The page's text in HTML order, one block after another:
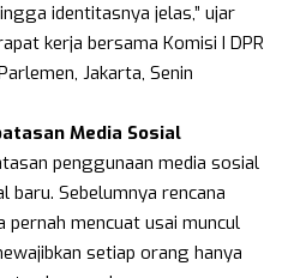
identitasnya jelas,” ujar
kerja bersama Komisi I DPR
Jakarta, Senin
Media Sosial
penggunaan media sosial
baru. Sebelumnya rencana
pernah mencuat usai muncul
setiap orang hanya